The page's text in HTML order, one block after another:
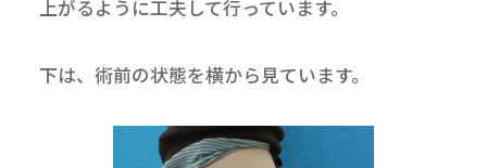
上がるように工夫して行っています。
下は、術前の状態を横から見ています。